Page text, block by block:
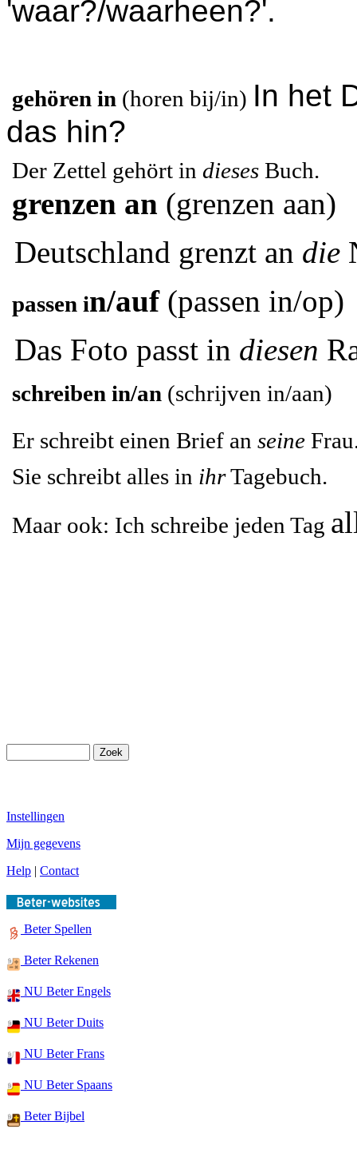
'waar?/waarheen?'.
gehören in (horen bij/in) In het
das hin?
Der Zettel gehört in dieses Buch.
grenzen an (grenzen aan)
Deutschland grenzt an die
passen in/auf (passen in/op)
Das Foto passt in diesen
schreiben in/an (schrijven in/aan)
Er schreibt einen Brief an seine
Sie schreibt alles in ihrTagebuch.
Maar ook: Ich schreibe jeden Tag
Instellingen
Mijn gegevens
Help | Contact
Beter Spellen
Beter Rekenen
NU Beter Engels
NU Beter Duits
NU Beter Frans
NU Beter Spaans
Beter Bijbel